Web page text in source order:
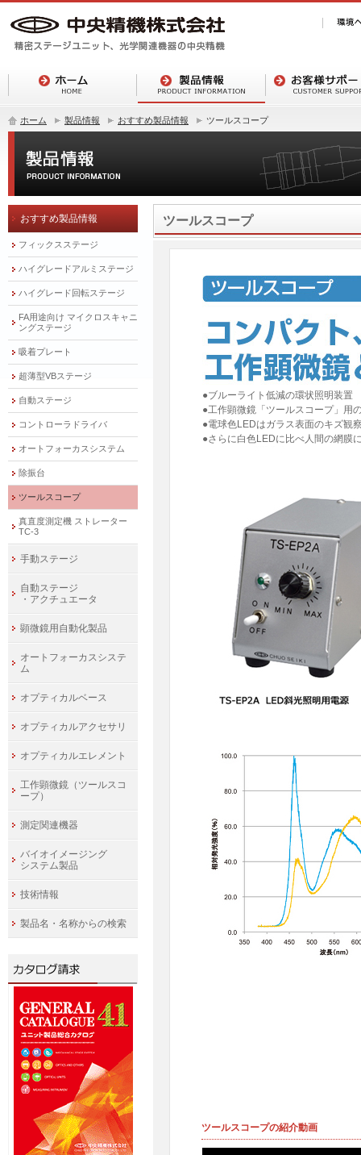
ホーム 製品情報 おすすめ製品情報 ツールスコープ
ツールスコープ
●ブルーライト低減の環状照明装置
●工作顕微鏡「ツールスコープ」用
●電球色LEDはガラス表面のキズ観
●さらに白色LEDに比べ人間の網膜
ツールスコープの紹介動画
おすすめ製品情報
フィックスステージ
ハイグレードアルミステージ
ハイグレード回転ステージ
FA用途向け マイクロスキャニ
ングステージ
吸着プレート
超薄型VBステージ
自動ステージ
コントローラドライバ
オートフォーカスシステム
除振台
ツールスコープ
真直度測定機 ストレーター
TC-3
手動ステージ
自動ステージ
・アクチュエータ
顕微鏡用自動化製品
オートフォーカスシステ
ム
オプティカルベース
オプティカルアクセサリ
オプティカルエレメント
工作顕微鏡（ツールスコ
ープ）
測定関連機器
バイオイメージング
システム製品
技術情報
製品名・名称からの検索